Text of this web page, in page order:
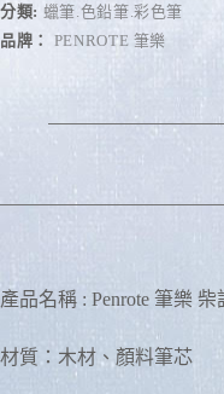
r
n
a
分類: 蠟筆.色鉛筆.彩色筆
品牌： PENROTE 筆樂
產品名稱 : Penrote 筆樂
材質：木材、顏料筆芯